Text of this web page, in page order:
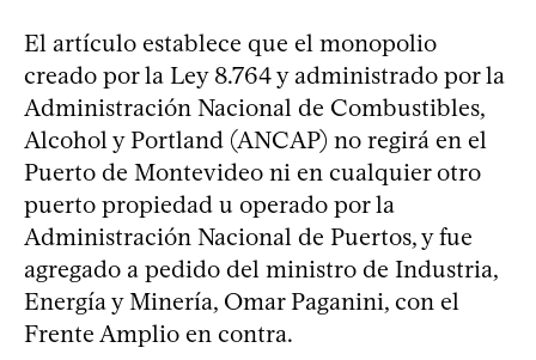
El artículo establece que el monopolio
creado por la Ley 8.764 y administrado por la
Administración Nacional de Combustibles,
Alcohol y Portland (ANCAP) no regirá en el
Puerto de Montevideo ni en cualquier otro
puerto propiedad u operado por la
Administración Nacional de Puertos, y fue
agregado a pedido del ministro de Industria,
Energía y Minería, Omar Paganini, con el
Frente Amplio en contra.